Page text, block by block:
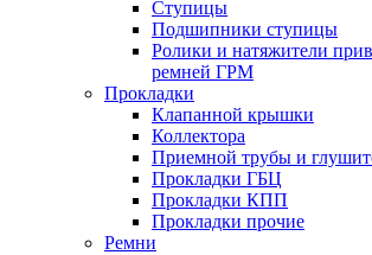
Ступицы
Подшипники ступицы
Ролики и натяжители
ремней ГРМ
Прокладки
Клапанной крышки
Коллектора
Приемной трубы и
Прокладки ГБЦ
Прокладки КПП
Прокладки прочие
Ремни